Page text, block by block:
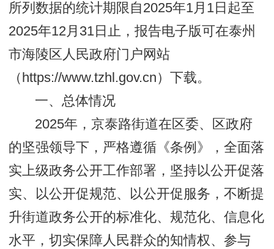
所列数据的统计期限自2025年1月1日起至
2025年12月31日止，报告电子版可在泰州
市海陵区人民政府门户网站
（https://www.tzhl.gov.cn）下载。
一、总体情况
2025年，京泰路街道在区委、区政府
的坚强领导下，严格遵循《条例》，全面落
实上级政务公开工作部署，坚持以公开促落
实、以公开促规范、以公开促服务，不断提
升街道政务公开的标准化、规范化、信息化
水平，切实保障人民群众的知情权、参与